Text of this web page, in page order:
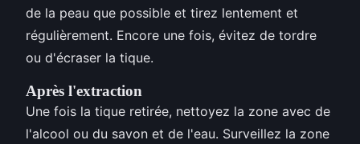
de la peau que possible et tirez lentement et
régulièrement. Encore une fois, évitez de tordre
ou d'écraser la tique.
Après l'extraction
Une fois la tique retirée, nettoyez la zone avec de
l'alcool ou du savon et de l'eau. Surveillez la zone